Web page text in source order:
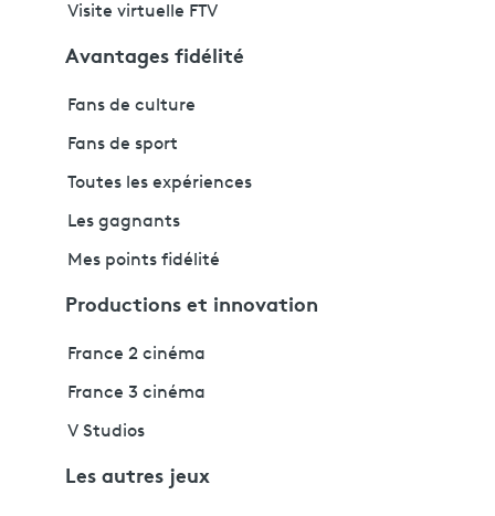
Visite virtuelle FTV
Avantages fidélité
Fans de culture
Fans de sport
Toutes les expériences
Les gagnants
Mes points fidélité
Productions et innovation
France 2 cinéma
France 3 cinéma
V Studios
Les autres jeux